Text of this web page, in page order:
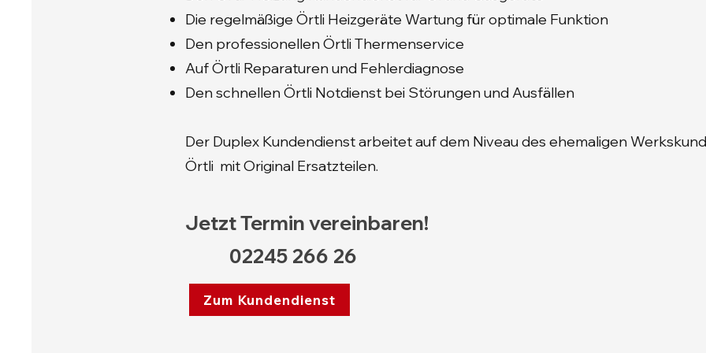
Die regelmäßige Örtli Heizgeräte Wartung für optimale Funktion
Den professionellen Örtli Thermenservice
Auf Örtli Reparaturen und Fehlerdiagnose
Den schnellen Örtli Notdienst bei Störungen und Ausfällen
Der Duplex Kundendienst arbeitet auf dem Niveau des ehemaligen
Örtli mit Original Ersatzteilen.
Jetzt Termin vereinbaren!
02245 266 26
Zum Kundendienst